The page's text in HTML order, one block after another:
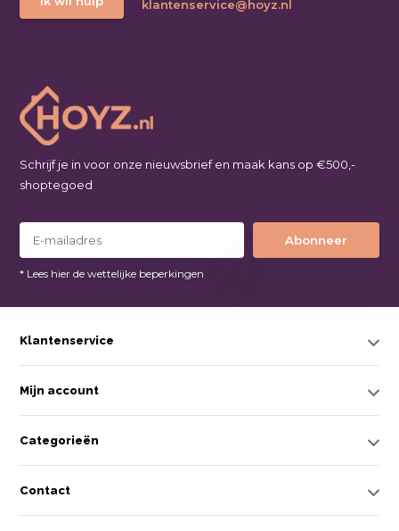
klantenservice@hoyz.nl
Schrijf je in voor onze nieuwsbrief en maak kans op €500,-
shoptegoed
Abonneer
* Lees hier de wettelijke beperkingen
Klantenservice
Mijn account
Categorieën
Contact